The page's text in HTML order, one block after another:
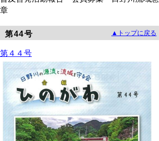
章
第44号 ▲トップに戻る
第４４号